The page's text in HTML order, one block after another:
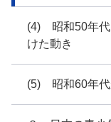
(4) 昭和50年代
けた動き
(5) 昭和60年代